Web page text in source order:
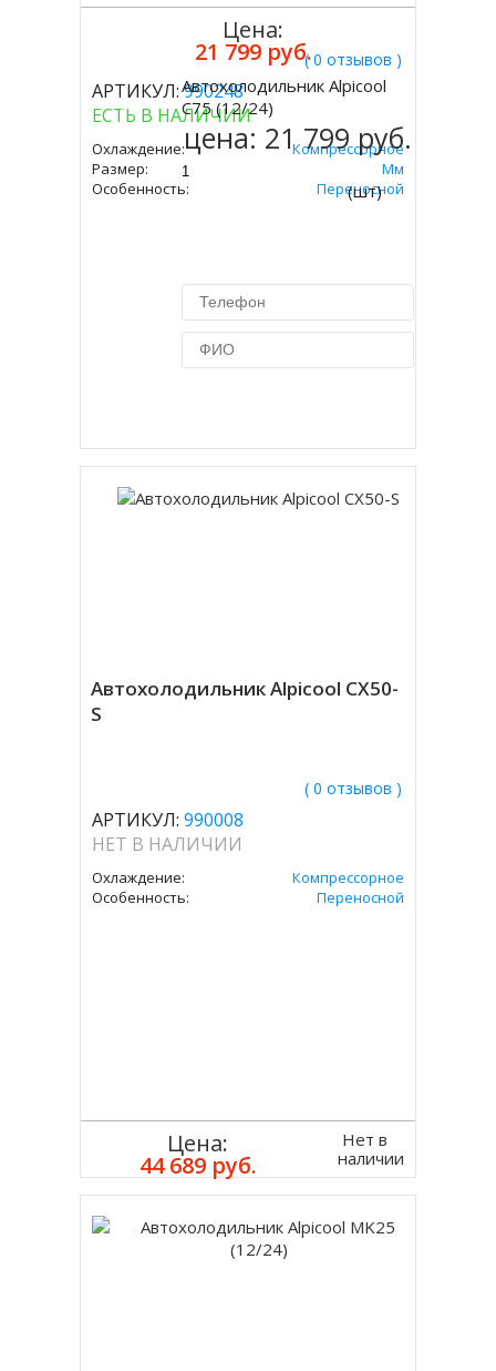
( 0 отзывов )
АРТИКУЛ:990248
ЕСТЬ В НАЛИЧИИ
Охлаждение:
Компрессорное
Размер:
666х652х363 Мм
Особенность:
Переносной
Цена:
21 799 руб.
Купить
Автохолодильник Alpicool
C75 (12/24)
цена: 21 799 руб.
(шт)
Автохолодильник Alpicool CX50-
S
( 0 отзывов )
АРТИКУЛ: 990008
НЕТ В НАЛИЧИИ
Охлаждение:
Компрессорное
Особенность:
Переносной
Цена:
44 689 руб.
Нет в
наличии